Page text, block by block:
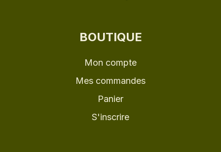
BOUTIQUE
Mon compte
Mes commandes
Panier
S'inscrire